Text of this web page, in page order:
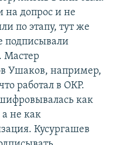
на допрос и не
по этапу, тут же
подписывали
Мастер
Ушаков, например,
работал в ОКР.
как
а не как
Кусургашев